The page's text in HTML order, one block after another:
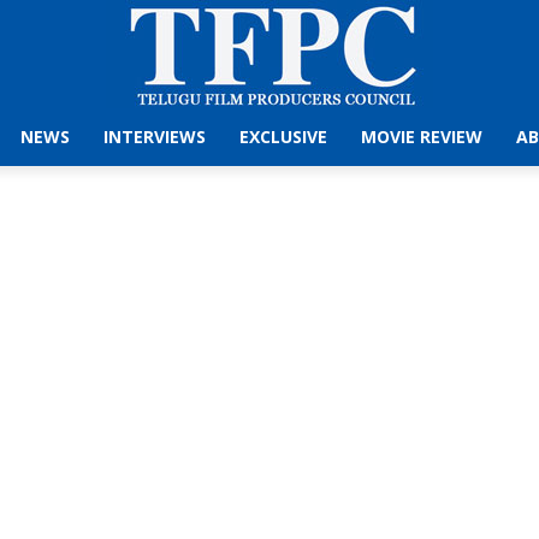
NEWS INTERVIEWS EXCLUSIVE MOVIE REVIEW